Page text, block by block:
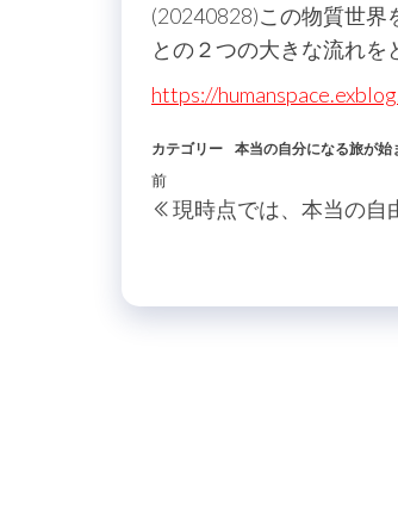
(20240828)この物質世
との２つの大きな流れ
https://
カテゴリー 本当の自分になる旅が始
投
稿
ビ
過
去
前
現時点では、本当の自